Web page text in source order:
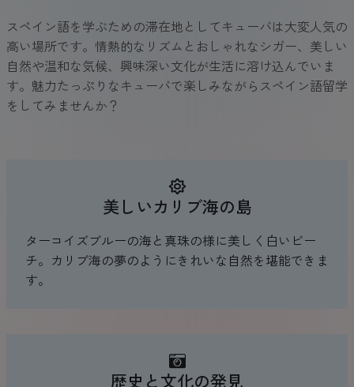
スペイン語を学ぶための滞在地としてキューバは大変人気の
高い場所です。情熱的なリズムとおしゃれなシガー、美しい
自然や温和な気候、興味深い文化が生活に溶け込んでいま
す。魅力たっぷりなキューバで楽しみながらスペイン語留学
をしてみませんか？
美しいカリブ海の島
ターコイズブルーの海と真珠の様に美しく白いビー
チ。カリブ海の夢のようにきれいな自然を堪能できま
す。
歴史と文化の発見